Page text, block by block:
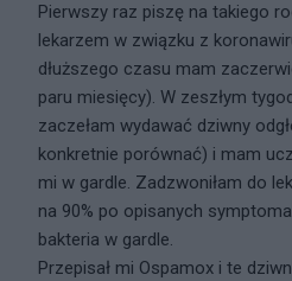
Pierwszy raz piszę na takiego
lekarzem w związku z
dłuższego czasu mam
paru miesięcy). W zeszłym
zaczełam wydawać dziwny
konkretnie porównać) i mam
mi w gardle. Zadzwoniłam do
na 90% po opisanych
bakteria w gardle.
Przepisał mi Ospamox i te